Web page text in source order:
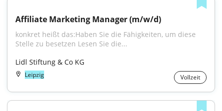
Affiliate Marketing Manager (m/w/d)
konkret heißt das:Haben Sie die Fähigkeiten, um diese
Stelle zu besetzen Lesen Sie die...
Lidl Stiftung & Co KG
Leipzig Vollzeit